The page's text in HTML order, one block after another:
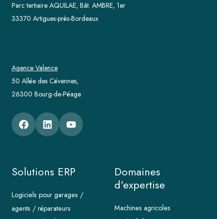
Parc tertiaire AQUILAE, Bât. AMBRE, 1er
33370 Artigues-près-Bordeaux
Agence Valence
50 Allée des Cévennes,
26300 Bourg-de-Péage
Solutions ERP
Logiciels pour garages /
agents / réparateurs
Domaines
d'expertise
Machines agricoles